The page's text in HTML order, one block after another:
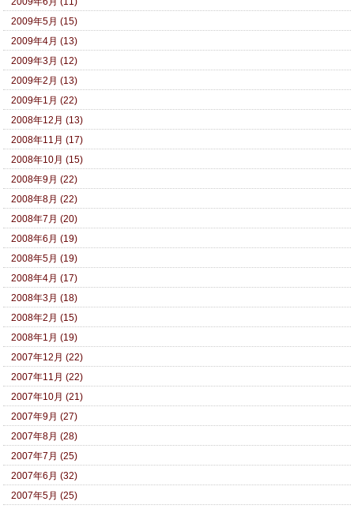
2009年5月 (15)
2009年4月 (13)
2009年3月 (12)
2009年2月 (13)
2009年1月 (22)
2008年12月 (13)
2008年11月 (17)
2008年10月 (15)
2008年9月 (22)
2008年8月 (22)
2008年7月 (20)
2008年6月 (19)
2008年5月 (19)
2008年4月 (17)
2008年3月 (18)
2008年2月 (15)
2008年1月 (19)
2007年12月 (22)
2007年11月 (22)
2007年10月 (21)
2007年9月 (27)
2007年8月 (28)
2007年7月 (25)
2007年6月 (32)
2007年5月 (25)